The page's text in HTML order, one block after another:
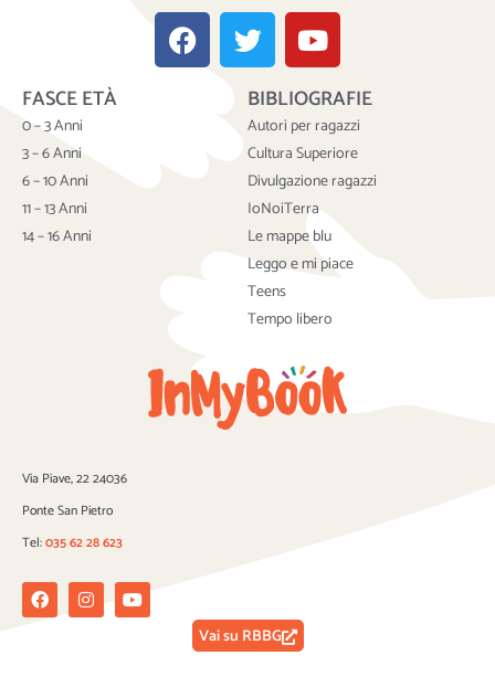
F
a
c
T
w
i
t
t
e
r
Y
o
u
t
u
b
e
FASCE ETÀ
0 – 3 Anni
3 – 6 Anni
6 – 10 Anni
11 – 13 Anni
14 – 16 Anni
BIBLIOGRAFIE
Autori per ragazzi
Cultura Superiore
Divulgazione ragazzi
IoNoiTerra
Le mappe blu
Leggo e mi piace
Teens
Tempo libero
Via Piave, 22 24036
Ponte San Pietro
Tel:035 62 28 623
FacebookInstagramYoutube
Vai su RBBG